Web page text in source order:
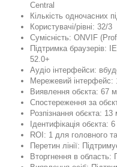
Central
Кількість одночасних
Користувачі/рівні: 32/3
Сумісність: ONVIF
Підтримка браузерів:
52.0+
Аудіо інтерфейси:
Мережевий інтерфейс:
Виявлення обєкта: 67 м
Спостереження за
Розпізнання обєкта: 13
Ідентифікація обєкта:
ROI: 1 для головного
Перетин лінії:
Вторгнення в область: